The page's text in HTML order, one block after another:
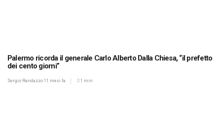
Palermo ricorda il generale Carlo Alberto Dalla Chiesa, “il prefetto
dei cento giorni”
Sergio Randazzo 11 mesi fa 1 min